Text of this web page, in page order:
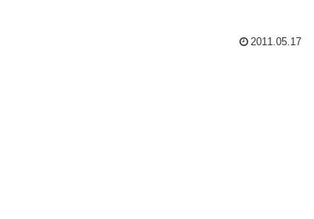
2011.05.17